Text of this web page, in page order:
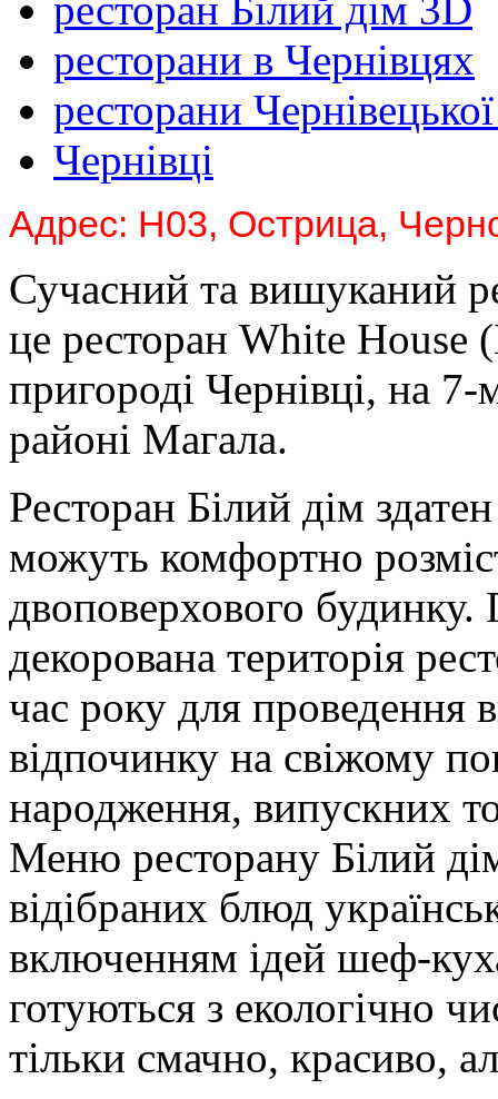
ресторани в Чернівцях
ресторани
Чернівці
Адрес: Н03, Острица,
Сучасний та вишуканий
це ресторан White House
пригороді Чернівці, на 7-
районі Магала.
Ресторан Білий дім
можуть комфортно
двоповерхового будинку.
декорована територія
час року для проведення
відпочинку на свіжому
народження, випускних
Меню ресторану Білий
відібраних блюд
включенням ідей шеф-
готуються з екологічно
тільки смачно, красиво,